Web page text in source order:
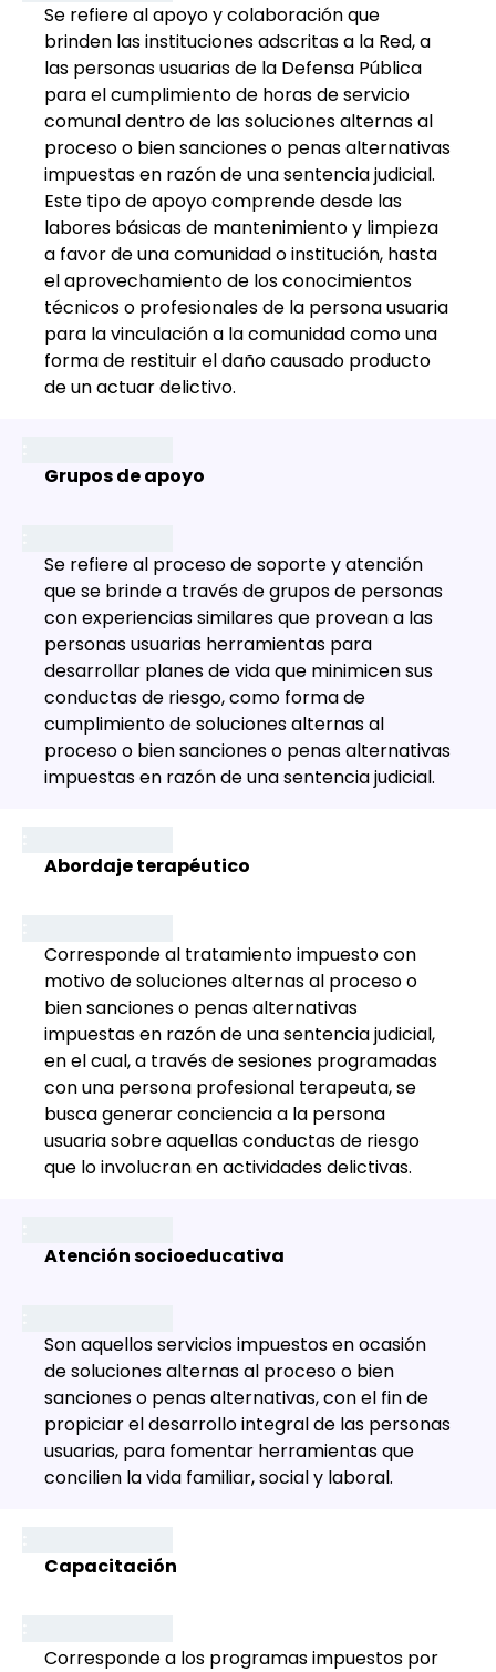
Se refiere al apoyo y colaboración que
brinden las instituciones adscritas a la Red, a
las personas usuarias de la Defensa Pública
para el cumplimiento de horas de servicio
comunal dentro de las soluciones alternas al
proceso o bien sanciones o penas alternativas
impuestas en razón de una sentencia judicial.
Este tipo de apoyo comprende desde las
labores básicas de mantenimiento y limpieza
a favor de una comunidad o institución, hasta
el aprovechamiento de los conocimientos
técnicos o profesionales de la persona usuaria
para la vinculación a la comunidad como una
forma de restituir el daño causado producto
de un actuar delictivo.
Grupos de apoyo
Se refiere al proceso de soporte y atención
que se brinde a través de grupos de personas
con experiencias similares que provean a las
personas usuarias herramientas para
desarrollar planes de vida que minimicen sus
conductas de riesgo, como forma de
cumplimiento de soluciones alternas al
proceso o bien sanciones o penas alternativas
impuestas en razón de una sentencia judicial.
Abordaje terapéutico
Corresponde al tratamiento impuesto con
motivo de soluciones alternas al proceso o
bien sanciones o penas alternativas
impuestas en razón de una sentencia judicial,
en el cual, a través de sesiones programadas
con una persona profesional terapeuta, se
busca generar conciencia a la persona
usuaria sobre aquellas conductas de riesgo
que lo involucran en actividades delictivas.
Atención socioeducativa
Son aquellos servicios impuestos en ocasión
de soluciones alternas al proceso o bien
sanciones o penas alternativas, con el fin de
propiciar el desarrollo integral de las personas
usuarias, para fomentar herramientas que
concilien la vida familiar, social y laboral.
Capacitación
Corresponde a los programas impuestos por